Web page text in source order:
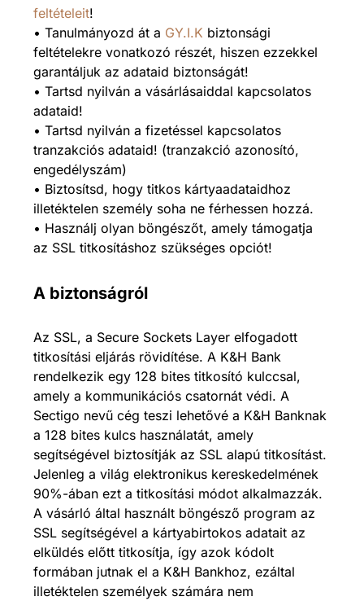
feltételeit!
• Tanulmányozd át a GY.I.K biztonsági
feltételekre vonatkozó részét, hiszen ezzekkel
garantáljuk az adataid biztonságát!
• Tartsd nyilván a vásárlásaiddal kapcsolatos
adataid!
• Tartsd nyilván a fizetéssel kapcsolatos
tranzakciós adataid! (tranzakció azonosító,
engedélyszám)
• Biztosítsd, hogy titkos kártyaadataidhoz
illetéktelen személy soha ne férhessen hozzá.
• Használj olyan böngészőt, amely támogatja
az SSL titkosításhoz szükséges opciót!
A biztonságról
Az SSL, a Secure Sockets Layer elfogadott
titkosítási eljárás rövidítése. A K&H Bank
rendelkezik egy 128 bites titkosító kulccsal,
amely a kommunikációs csatornát védi. A
Sectigo nevű cég teszi lehetővé a K&H Banknak
a 128 bites kulcs használatát, amely
segítségével biztosítják az SSL alapú titkosítást.
Jelenleg a világ elektronikus kereskedelmének
90%-ában ezt a titkosítási módot alkalmazzák.
A vásárló által használt böngésző program az
SSL segítségével a kártyabirtokos adatait az
elküldés előtt titkosítja, így azok kódolt
formában jutnak el a K&H Bankhoz, ezáltal
illetéktelen személyek számára nem